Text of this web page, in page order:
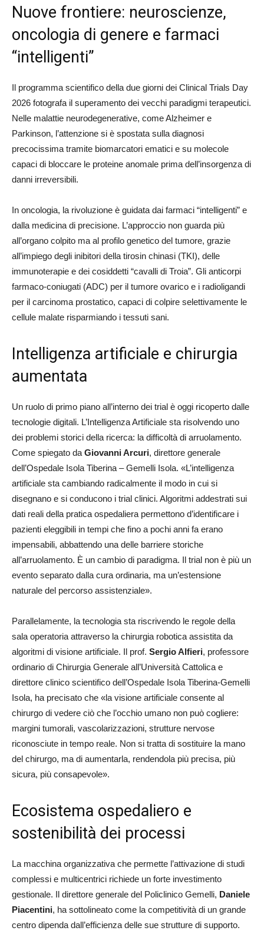
Nuove frontiere: neuroscienze,
oncologia di genere e farmaci
“intelligenti”
Il programma scientifico della due giorni dei Clinical Trials Day
2026 fotografa il superamento dei vecchi paradigmi terapeutici.
Nelle malattie neurodegenerative, come Alzheimer e
Parkinson, l’attenzione si è spostata sulla diagnosi
precocissima tramite biomarcatori ematici e su molecole
capaci di bloccare le proteine anomale prima dell’insorgenza di
danni irreversibili.
In oncologia, la rivoluzione è guidata dai farmaci “intelligenti” e
dalla medicina di precisione. L’approccio non guarda più
all’organo colpito ma al profilo genetico del tumore, grazie
all’impiego degli inibitori della tirosin chinasi (TKI), delle
immunoterapie e dei cosiddetti “cavalli di Troia”. Gli anticorpi
farmaco-coniugati (ADC) per il tumore ovarico e i radioligandi
per il carcinoma prostatico, capaci di colpire selettivamente le
cellule malate risparmiando i tessuti sani.
Intelligenza artificiale e chirurgia
aumentata
Un ruolo di primo piano all’interno dei trial è oggi ricoperto dalle
tecnologie digitali. L’Intelligenza Artificiale sta risolvendo uno
dei problemi storici della ricerca: la difficoltà di arruolamento.
Come spiegato da Giovanni Arcuri, direttore generale
dell’Ospedale Isola Tiberina – Gemelli Isola. «L’intelligenza
artificiale sta cambiando radicalmente il modo in cui si
disegnano e si conducono i trial clinici. Algoritmi addestrati sui
dati reali della pratica ospedaliera permettono d’identificare i
pazienti eleggibili in tempi che fino a pochi anni fa erano
impensabili, abbattendo una delle barriere storiche
all’arruolamento. È un cambio di paradigma. Il trial non è più un
evento separato dalla cura ordinaria, ma un’estensione
naturale del percorso assistenziale».
Parallelamente, la tecnologia sta riscrivendo le regole della
sala operatoria attraverso la chirurgia robotica assistita da
algoritmi di visione artificiale. Il prof. Sergio Alfieri, professore
ordinario di Chirurgia Generale all’Università Cattolica e
direttore clinico scientifico dell’Ospedale Isola Tiberina-Gemelli
Isola, ha precisato che «la visione artificiale consente al
chirurgo di vedere ciò che l’occhio umano non può cogliere:
margini tumorali, vascolarizzazioni, strutture nervose
riconosciute in tempo reale. Non si tratta di sostituire la mano
del chirurgo, ma di aumentarla, rendendola più precisa, più
sicura, più consapevole».
Ecosistema ospedaliero e
sostenibilità dei processi
La macchina organizzativa che permette l’attivazione di studi
complessi e multicentrici richiede un forte investimento
gestionale. Il direttore generale del Policlinico Gemelli, Daniele
Piacentini, ha sottolineato come la competitività di un grande
centro dipenda dall’efficienza delle sue strutture di supporto.